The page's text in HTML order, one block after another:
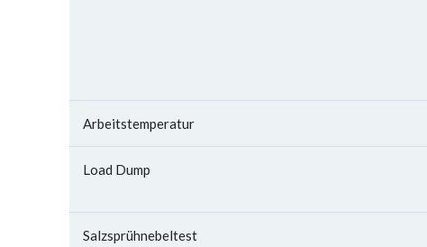
Arbeitstemperatur
Load Dump
Salzsprühnebeltest